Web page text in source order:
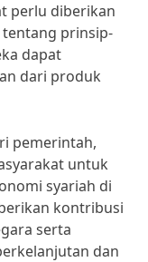
perlu diberikan
prinsip-
dapat
dari produk
pemerintah,
untuk
syariah di
kontribusi
serta
dan